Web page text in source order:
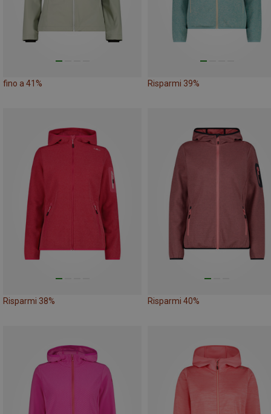
fino a 41% Risparmi 39%
Risparmi 38% Risparmi 40%